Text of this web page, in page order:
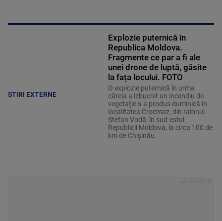
STIRI EXTERNE
Explozie puternică în
Republica Moldova.
Fragmente ce par a fi ale
unei drone de luptă, găsite
la fața locului. FOTO
O explozie puternică în urma
căreia a izbucnit un incendiu de
vegetaţie s-a produs duminică în
localitatea Crocmaz, din raionul
Ştefan Vodă, în sud-estul
Republicii Moldova, la circa 100 de
km de Chişinău.